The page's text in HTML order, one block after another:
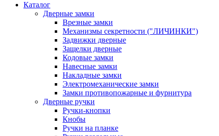
Каталог
Дверные замки
Врезные замки
Механизмы секретности ("ЛИЧИНКИ")
Задвижки дверные
Защелки дверные
Кодовые замки
Навесные замки
Накладные замки
Электромеханические замки
Замки противопожарные и фурнитура
Дверные ручки
Ручки-кнопки
Кнобы
Ручки на планке